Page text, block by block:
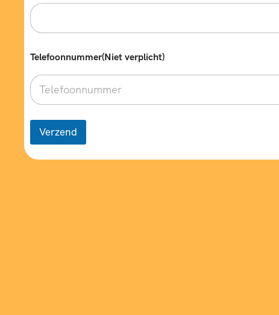
Telefoonnummer(Niet verplicht)
Verzend